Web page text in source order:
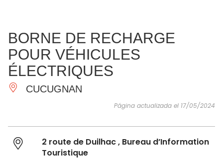
IMPRESCINDIBLES
HACER
INSPIRACIONES
BORNE DE RECHARGE
POUR VÉHICULES
ÉLECTRIQUES
CUCUGNAN
Página actualizada el 17/05/2024
2 route de Duilhac , Bureau d’Information
Touristique